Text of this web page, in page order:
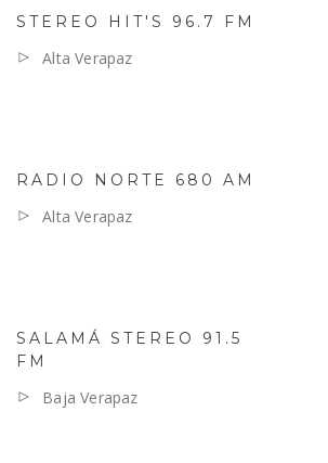
STEREO HIT'S 96.7 FM
Alta Verapaz
RADIO NORTE 680 AM
Alta Verapaz
SALAMÁ STEREO 91.5
FM
Baja Verapaz